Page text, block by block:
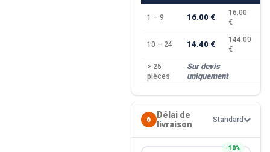
1 – 9 16.00 €
16.00
€
10 – 24 14.40 €
144.00
€
> 25
pièces
Sur devis
uniquement
6
Délai de
livraison
Standard
−10%